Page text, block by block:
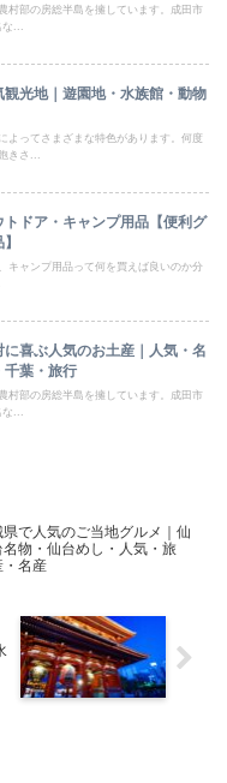
村部の房総半島を擁しています。成田市
...
観光地｜遊園地・水族館・動物
よってさまざまな特色があります。何度
きさ...
トドア・キャンプ用品【便利グ
キャンプ用品って何を買えば良いのか分
に喜ぶ人気のお土産｜人気・名
千葉・旅行
村部の房総半島を擁しています。成田市
...
県で人気のご当地グルメ｜仙
物・仙台めし・人気・旅
・名産